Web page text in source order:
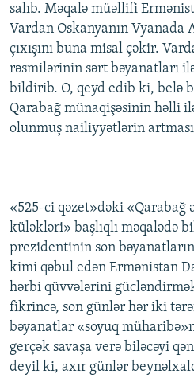
FOTOQALEREYA
İNFOQRAFIKA
KARIKATURA
OXU ZALI
AZƏRBAYCAN ƏDƏBIYYATI
İSLAM VƏ DEMOKRATIYA
İZ - MƏDƏNIYYƏT PROQRAMI
HAQQIMIZDA
MISSIYAMIZ
PEŞƏ ETIKASI VƏ JURNALISTIKA
MATERIALLARIMIZDAN ISTIFADƏ
AZADLIQRADIOSU MOBIL
BIZI IZLƏ
RFE/RL-in bütün saytları
salıb. Məqalə müəllifi
Vardan Oskanyanın Vyanada
çıxışını buna misal çəkir.
rəsmilərinin sərt bəyanatları
bildirib. O, qeyd edib ki, belə
Qarabağ münaqişəsinin həlli
olunmuş nailiyyətlərin
«525-ci qəzet»dəki «Qarabağ
küləkləri» başlıqlı məqalədə
prezidentinin son
kimi qəbul edən Ermənistan
hərbi qüvvələrini
fikrincə, son günlər hər iki
bəyanatlar «soyuq
gerçək savaşa verə biləcəyi
deyil ki, axır günlər